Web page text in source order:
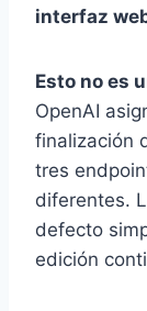
interfaz
Esto no es
OpenAI
finalización
tres
diferentes.
defecto
edición